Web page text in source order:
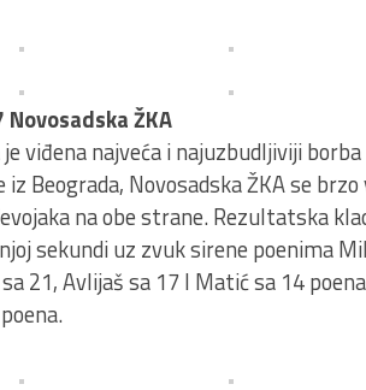
ŽKA
viđena najveća i najuzbudljiviji
Beograda, Novosadska ŽKA se
na obe strane. Rezultatska
sekundi uz zvuk sirene poenima
21, Avlijaš sa 17 I Matić sa 14